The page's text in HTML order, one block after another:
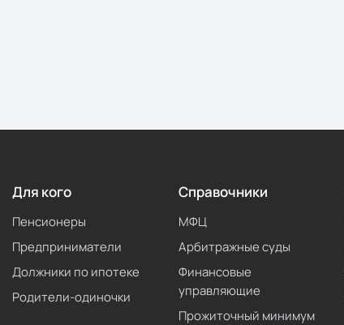
Для кого
Пенсионеры
Предприниматели
Должники по ипотеке
Родители-одиночки
Справочники
МФЦ
Арбитражные суды
Финансовые
управляющие
Прожиточный минимум